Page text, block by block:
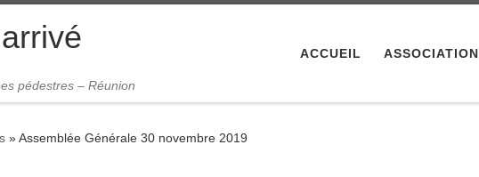
pédestres – Réunion
ACCUEIL ASSOCIATION
»Assemblée Générale 30 novembre 2019